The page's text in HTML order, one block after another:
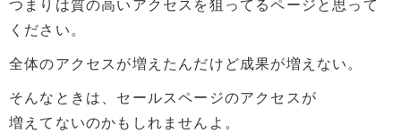
つまりは質の高いアクセスを狙ってるページと思って
ください。
全体のアクセスが増えたんだけど成果が増えない。
そんなときは、セールスページのアクセスが
増えてないのかもしれませんよ。